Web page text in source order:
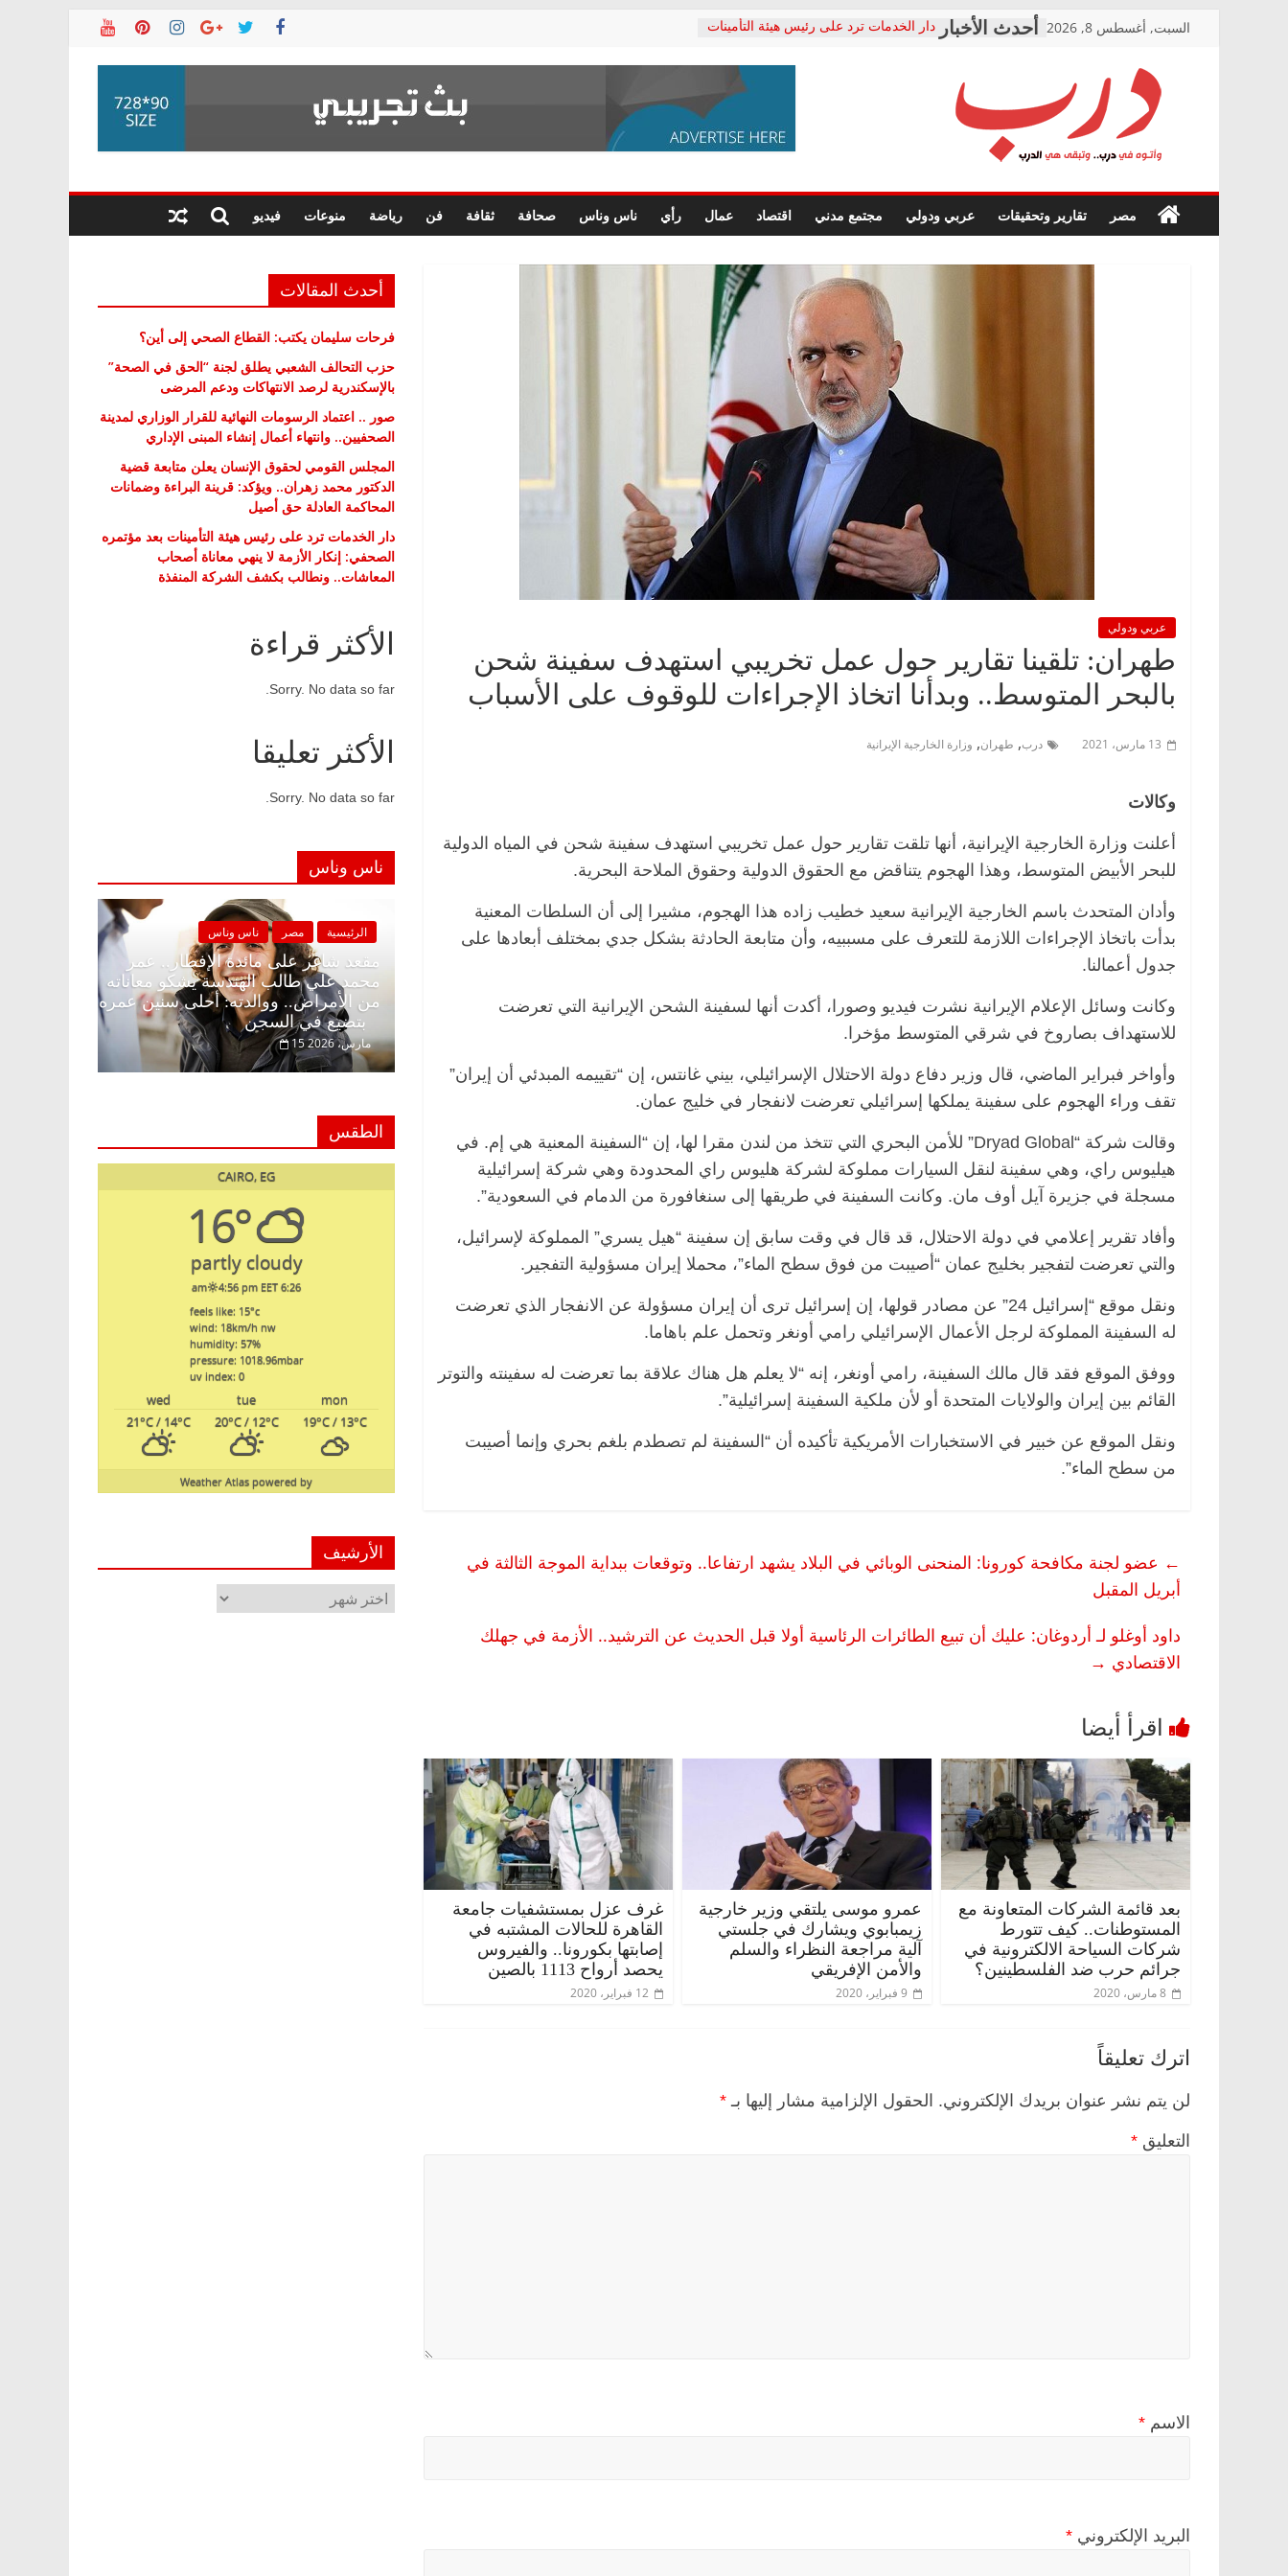
السبت, أغسطس 8, 2026
دار الخدمات ترد على رئيس هيئة التأمينات
معاناة أصحاب المعاشات.. ونطالب بكشف
فرحات سليمان يكتب: القطاع الصحي إلى
حزب التحالف الشعبي يطلق لجنة “الحق
صور .. اعتماد الرسومات النهائية للقرار
الوزاري لمدينة الصحفيين.. وانتهاء أعمال
إنشاء المبنى الإداري
متابعة قضية الدكتور محمد زهران.. ويؤكد:
قرينة البراءة وضمانات المحاكمة العادلة
حق أصيل
درب
في
درب..
مصر تقارير وتحقيقات عربي ودولي مجتمع مدني اقتصاد عمال رأي ناس وناس صحافة ثقافة فن رياضة منوعات فيديو
عربي ودولي
طهران: تلقينا تقارير حول عمل تخريبي استهدف سفينة شحن
بالبحر المتوسط.. وبدأنا اتخاذ الإجراءات للوقوف على الأسباب
13 مارس، 2021 درب, طهران, وزارة الخارجية الإيرانية
وكالات
أعلنت وزارة الخارجية الإيرانية، أنها تلقت تقارير حول عمل تخريبي استهدف سفينة شحن في المياه الدولية
للبحر الأبيض المتوسط، وهذا الهجوم يتناقض مع الحقوق الدولية وحقوق الملاحة البحرية.
وأدان المتحدث باسم الخارجية الإيرانية سعيد خطيب زاده هذا الهجوم، مشيرا إلى أن السلطات المعنية
بدأت باتخاذ الإجراءات اللازمة للتعرف على مسببيه، وأن متابعة الحادثة بشكل جدي بمختلف أبعادها على
جدول أعمالنا.
وكانت وسائل الإعلام الإيرانية نشرت فيديو وصورا، أكدت أنها لسفينة الشحن الإيرانية التي تعرضت
للاستهداف بصاروخ في شرقي المتوسط مؤخرا.
وأواخر فبراير الماضي، قال وزير دفاع دولة الاحتلال الإسرائيلي، بيني غانتس، إن “تقييمه المبدئي أن إيران”
تقف وراء الهجوم على سفينة يملكها إسرائيلي تعرضت لانفجار في خليج عمان.
وقالت شركة “Dryad Global” للأمن البحري التي تتخذ من لندن مقرا لها، إن “السفينة المعنية هي إم. في
هيليوس راي، وهي سفينة لنقل السيارات مملوكة لشركة هليوس راي المحدودة وهي شركة إسرائيلية
مسجلة في جزيرة آيل أوف مان. وكانت السفينة في طريقها إلى سنغافورة من الدمام في السعودية”.
وأفاد تقرير إعلامي في دولة الاحتلال، قد قال في وقت سابق إن سفينة “هيل يسري” المملوكة لإسرائيل،
والتي تعرضت لتفجير بخليج عمان “أصيبت من فوق سطح الماء”، محملا إيران مسؤولية التفجير.
ونقل موقع “إسرائيل 24” عن مصادر قولها، إن إسرائيل ترى أن إيران مسؤولة عن الانفجار الذي تعرضت
له السفينة المملوكة لرجل الأعمال الإسرائيلي رامي أونغر وتحمل علم باهاما.
ووفق الموقع فقد قال مالك السفينة، رامي أونغر، إنه “لا يعلم هل هناك علاقة بما تعرضت له سفينته والتوتر
القائم بين إيران والولايات المتحدة أو لأن ملكية السفينة إسرائيلية”.
ونقل الموقع عن خبير في الاستخبارات الأمريكية تأكيده أن “السفينة لم تصطدم بلغم بحري وإنما أصيبت
من سطح الماء”.
← عضو لجنة مكافحة كورونا: المنحنى الوبائي في البلاد يشهد ارتفاعا.. وتوقعات ببداية الموجة الثالثة في
أبريل المقبل
داود أوغلو لـ أردوغان: عليك أن تبيع الطائرات الرئاسية أولا قبل الحديث عن الترشيد.. الأزمة في جهلك
الاقتصادي →
بعد قائمة الشركات المتعاونة مع
المستوطنات.. كيف تتورط
شركات السياحة الالكترونية في
جرائم حرب ضد الفلسطينين؟
8 مارس، 2020
عمرو موسى يلتقي وزير خارجية
زيمبابوي ويشارك في جلستي
آلية مراجعة النظراء والسلم
والأمن الإفريقي
9 فبراير، 2020
غرف عزل بمستشفيات جامعة
القاهرة للحالات المشتبه في
إصابتها بكورونا.. والفيروس
يحصد أرواح 1113 بالصين
12 فبراير، 2020
اترك تعليقاً
لن يتم نشر عنوان بريدك الإلكتروني. الحقول الإلزامية مشار إليها بـ *
التعليق *
الاسم *
البريد الإلكتروني *
أحدث المقالات
فرحات سليمان يكتب: القطاع الصحي إلى أين؟
حزب التحالف الشعبي يطلق لجنة “الحق في الصحة”
بالإسكندرية لرصد الانتهاكات ودعم المرضى
صور .. اعتماد الرسومات النهائية للقرار الوزاري لمدينة
الصحفيين.. وانتهاء أعمال إنشاء المبنى الإداري
المجلس القومي لحقوق الإنسان يعلن متابعة قضية
الدكتور محمد زهران.. ويؤكد: قرينة البراءة وضمانات
المحاكمة العادلة حق أصيل
دار الخدمات ترد على رئيس هيئة التأمينات بعد مؤتمره
الصحفي: إنكار الأزمة لا ينهي معاناة أصحاب
المعاشات.. ونطالب بكشف الشركة المنفذة
الأكثر قراءة
Sorry. No data so far.
الأكثر تعليقا
Sorry. No data so far.
ناس وناس
الرئيسية مصر
مقعد شاغر على مائدة
محمد علي طالب الهندسة
من الأمراض.. ووالدته:
بتضيع في السجن
15 مارس، 2026
ناس وناس
مقعد شاغر على الإفطار وبلكونة بلا زينة
رمضان.. د. عبدالخالق فاروق خبير
اقتصادي في انتظار حلم الحرية ولمة
الرئيسية مصر ناس وناس
الخصخصة الذي دافع عن المال العام
(بروفايل)
الرئيسية مصر ناس وناس
قانوني دافع عن قضايا الوطن وانحاز
للحرية (بروفايل)
26 يناير، 2026
فاروق.. خبير اقتصادي
ميلاده وحيداً على أبواب
الطقس
CAIRO, EG
16°
partly cloudy
6:26 am
4:56 pm EET
feels like: 15°c
wind: 18km/h nw
humidity: 57%
pressure: 1018.96mbar
uv index: 0
mon
tue
wed
19°C/ 13°C
20°C/ 12°C
21°C/ 14°C
powered by
Weather Atlas
الأرشيف
الأرشيف